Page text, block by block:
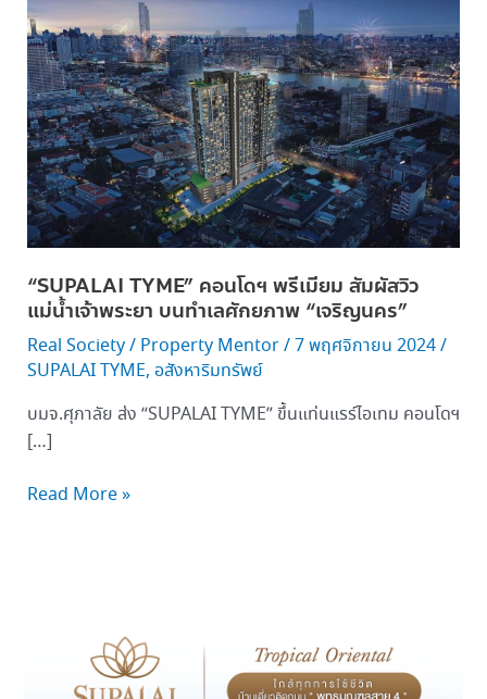
“SUPALAI TYME” คอนโดฯ พรีเมียม สัมผัสวิว
แม่น้ำเจ้าพระยา บนทำเลศักยภาพ “เจริญนคร”
Real Society/ Property Mentor/7 พฤศจิกายน 2024/
SUPALAI TYME, อสังหาริมทรัพย์
บมจ.ศุภาลัย ส่ง “SUPALAI TYME” ขึ้นแท่นแรร์ไอเทม คอนโดฯ
[…]
TYME”
คอน
โดฯ
พรีเมียม
สัมผัส
วิว
แม่น้ำ
เจ้าพระยา
บน
ศักยภาพ
“เจริญนคร”
Read More »